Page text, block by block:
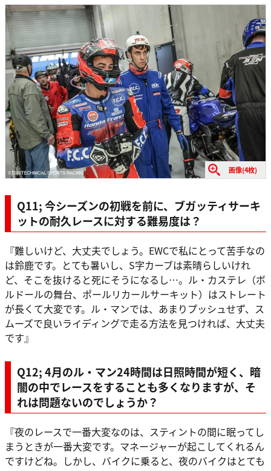
画像(4枚)
Q11; 今シーズンの初戦を前に、ブガッティサーキ
ットの耐久レースに対する難易度は？
『難しいけど、大丈夫でしょう。EWCで私にとって苦手なの
は鈴鹿です。とても暑いし、S字カーブは素晴らしいけれ
ど、そこを抜けると死にそうになるし…。ル・カステレ（ボ
ルドールの舞台、ポールリカールサーキット）はストレート
が長くて大変です。ル・マンでは、あまりプッシュせず、ス
ムーズで良いライディングで走る方法を見つければ、大丈夫
です』
Q12; 4月のル・マン24時間は日照時間が短く、暗
闇の中でレースをすることも多くなりますが、そ
れは問題ないのでしょうか？
『夜のレースで一番大変なのは、スティントの間に眠ってし
まうときが一番大変です。マネージャーが起こしてくれるん
ですけどね。しかし、バイクに乗ると、夜のバイクはとても